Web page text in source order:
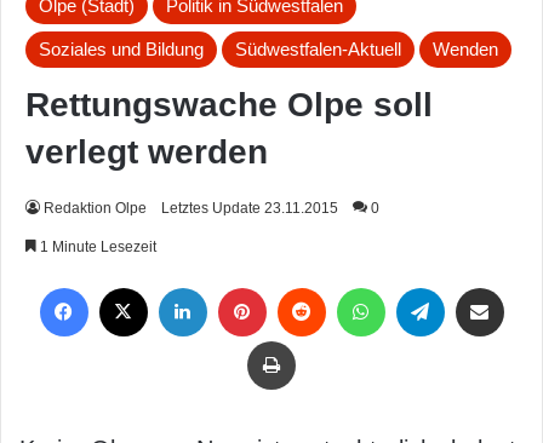
Olpe (Stadt) Politik in Südwestfalen
Soziales und Bildung Südwestfalen-Aktuell Wenden
Rettungswache Olpe soll
verlegt werden
Redaktion Olpe Letztes Update 23.11.2015 0
1 Minute Lesezeit
Drucken